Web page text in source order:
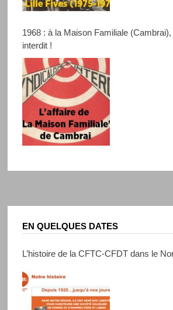
1968 : à la Maison Familiale (Cambrai), le syndicalisme
interdit !
EN QUELQUES DATES
L’histoire de la CFTC-CFDT dans le